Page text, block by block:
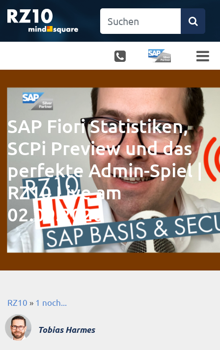
SAP Fiori Statistiken,
SCPi Preview und das
perfekte Admin-Spiel |
RZ10 Live am
02.09.2020
RZ10 » 1 noch...
Tobias Harmes